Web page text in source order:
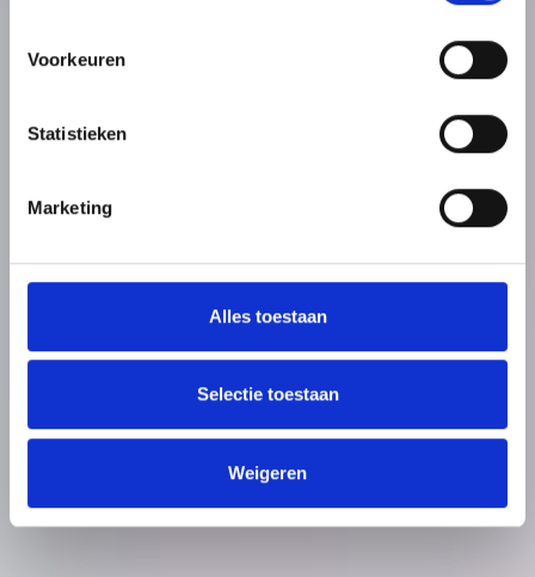
Voorkeuren
Statistieken
Marketing
Alles toestaan
Selectie toestaan
Weigeren